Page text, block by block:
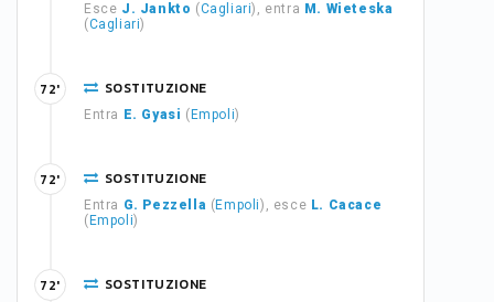
Esce J. Jankto (Cagliari), entra M. Wieteska
(Cagliari)
SOSTITUZIONE
Entra E. Gyasi ( Empoli)
72'
SOSTITUZIONE
Entra G. Pezzella ( Empoli), esce L. Cacace
( Empoli)
72'
SOSTITUZIONE
72'